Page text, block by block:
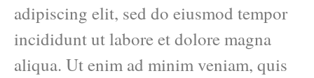
adipiscing elit, sed do eiusmod tempor
incididunt ut labore et dolore magna
aliqua. Ut enim ad minim veniam, quis